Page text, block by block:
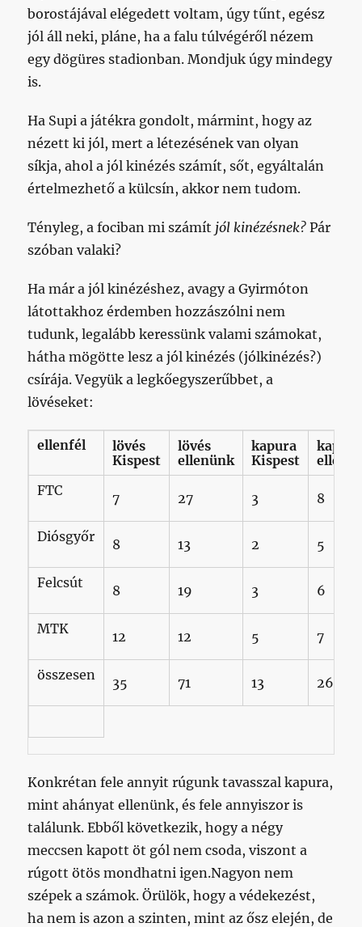
borostájával elégedett voltam, úgy tűnt, egész
jól áll neki, pláne, ha a falu túlvégéről nézem
egy dögüres stadionban. Mondjuk úgy mindegy
is.
Ha Supi a játékra gondolt, mármint, hogy az
nézett ki jól, mert a létezésének van olyan
síkja, ahol a jól kinézés számít, sőt, egyáltalán
értelmezhető a külcsín, akkor nem tudom.
Tényleg, a fociban mi számít jól kinézésnek? Pár
szóban valaki?
Ha már a jól kinézéshez, avagy a Gyirmóton
látottakhoz érdemben hozzászólni nem
tudunk, legalább keressünk valami számokat,
hátha mögötte lesz a jól kinézés (jólkinézés?)
csírája. Vegyük a legkőegyszerűbbet, a
lövéseket:
ellenfél
lövés
Kispest
lövés
ellenünk
kapura
Kispest
kapura
FTC
7 27 3 8
Diósgyőr 8 13 2 5
Felcsút 8 19 3 6
MTK 12 12 5 7
összesen 35 71 13 26
Konkrétan fele annyit rúgunk tavasszal kapura,
mint ahányat ellenünk, és fele annyiszor is
találunk. Ebből következik, hogy a négy
meccsen kapott öt gól nem csoda, viszont a
rúgott ötös mondhatni igen.Nagyon nem
szépek a számok. Örülök, hogy a védekezést,
ha nem is azon a szinten, mint az ősz elején, de